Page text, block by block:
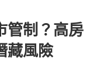
管制？高房
藏風險